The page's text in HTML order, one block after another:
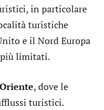
in particolare
turistiche
e il Nord Europa
limitati.
, dove le
turistici.